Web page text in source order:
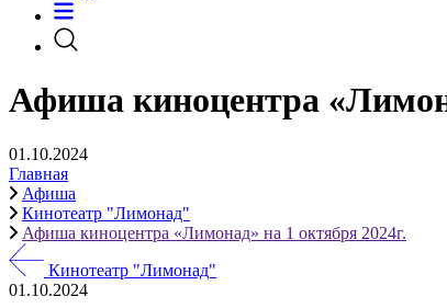
Афиша киноцентра
01.10.2024
Главная
Афиша
Кинотеатр "Лимонад"
Афиша киноцентра «Лимонад» на 1 октября 2024г.
Кинотеатр "Лимонад"
01.10.2024